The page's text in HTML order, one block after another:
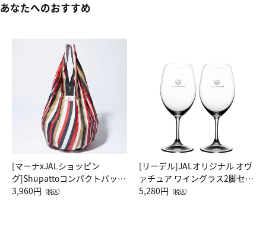
あなたへのおすすめ
[マーナxJALショッピン
グ]Shupattoコンパクトバッグ
Drop JAL客室乗務員（LC）ス
3,960円 （税込）
[リーデル]JALオリジナル オヴ
ァチュア ワイングラス2脚セッ
ト（レッドワイン）
5,280円 （税込）